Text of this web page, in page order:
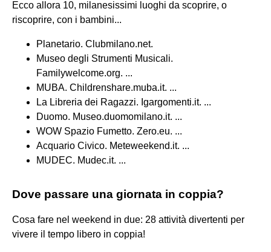
Ecco allora 10, milanesissimi luoghi da scoprire, o
riscoprire, con i bambini...
Planetario. Clubmilano.net.
Museo degli Strumenti Musicali.
Familywelcome.org. ...
MUBA. Childrenshare.muba.it. ...
La Libreria dei Ragazzi. Igargomenti.it. ...
Duomo. Museo.duomomilano.it. ...
WOW Spazio Fumetto. Zero.eu. ...
Acquario Civico. Meteweekend.it. ...
MUDEC. Mudec.it. ...
Dove passare una giornata in coppia?
Cosa fare nel weekend in due: 28 attività divertenti per
vivere il tempo libero in coppia!